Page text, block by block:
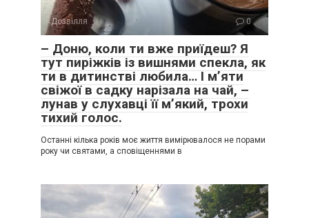
Дозвілля 0
– Доню, коли ти вже приїдеш? Я
тут пиріжків із вишнями спекла, як
ти в дитинстві любила… І м’яти
свіжої в садку нарізала на чай, –
лунав у слухавці її м’який, трохи
тихий голос.
Останні кілька років моє життя вимірювалося не порами
року чи святами, а сповіщеннями в